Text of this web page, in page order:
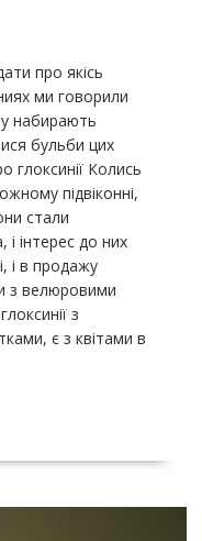
про якісь
ми говорили
набирають
бульби цих
глоксинії Колись
підвіконні,
стали
інтерес до них
і в продажу
з велюровими
з
є з квітами в